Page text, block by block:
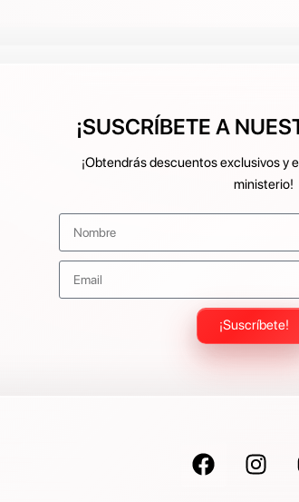
¡SUSCRÍBETE A
¡Obtendrás descuentos exclusivos y
ministerio!
¡Suscríbete!